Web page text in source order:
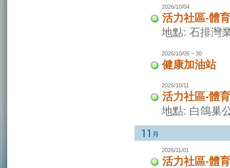
2026/10/04
活力社區-體
地點: 石排灣
2026/10/05 ~ 30
健康加油站
2026/10/11
活力社區-體
地點: 白鴿巢
2026/11/01
活力社區-體